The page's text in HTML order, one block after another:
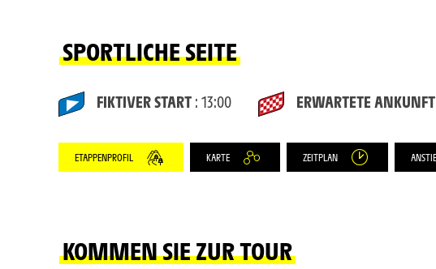
SPORTLICHE SEITE
FIKTIVER START : 13:00 ERWARTETE ANKUNFT
ETAPPENPROFIL KARTE ZEITPLAN
KOMMEN SIE ZUR TOUR